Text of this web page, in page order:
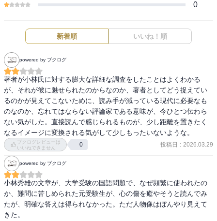
0
新着順 いいね！順
powered by ブクログ
著者が小林氏に対する膨大な詳細な調査をしたことはよくわかる
が、それが彼に魅せられたのからなのか、著者としてどう捉えてい
るのかが見えてこないために、読み手が減っている現代に必要なも
のなのか、忘れてはならない評論家である意味が、今ひとつ伝わら
ない気がした。直接読んで感じられるものが、少し距離を置きたく
なるイメージに変換される気がして少しもったいないような。
ブクログレビューは
いいねできません
0 投稿日 : 2026.03.29
powered by ブクログ
小林秀雄の文章が、大学受験の国語問題で、なぜ頻繁に使われたの
か、難問に苦しめられた元受験生が、心の傷を癒やそうと読んでみ
たが、明確な答えは得られなかった。ただ人物像はぼんやり見えて
きた。